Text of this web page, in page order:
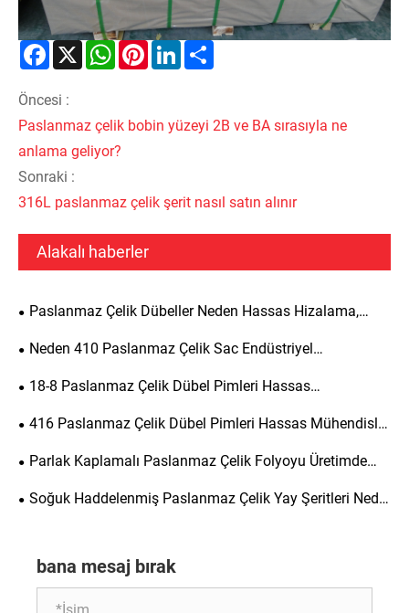
Facebook
X WhatsAppPinterestLinkedIn
Öncesi :
Paslanmaz çelik bobin yüzeyi 2B ve BA sırasıyla ne
anlama geliyor?
Sonraki :
316L paslanmaz çelik şerit nasıl satın alınır
Alakalı haberler
Paslanmaz Çelik Dübeller Neden Hassas Hizalama,
Yapısal Güç ve Uzun Süreli Dayanıklılık Açısından En İyi
Neden 410 Paslanmaz Çelik Sac Endüstriyel
Uygulamalar İçin En İyi Seçimdir?
18-8 Paslanmaz Çelik Dübel Pimleri Hassas
Mühendislik için Neden Gereklidir?
416 Paslanmaz Çelik Dübel Pimleri Hassas Mühendislik
için Neden Gereklidir?
Parlak Kaplamalı Paslanmaz Çelik Folyoyu Üretimde
Popüler Bir Seçim Yapan Nedir?
Soğuk Haddelenmiş Paslanmaz Çelik Yay Şeritleri Nedir
bana mesaj bırak